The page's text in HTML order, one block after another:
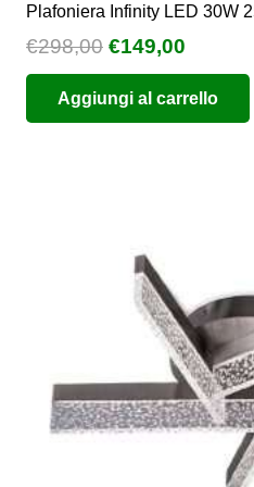
Plafoniera Infinity LED 30W
€298,00 Il
prezzo
originale
era:
€149,00
prezzo
attuale
è:
Aggiungi al carrello